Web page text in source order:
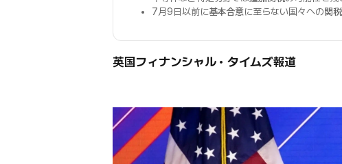
7月9日以前に基本合意に至らない国々への関
英国フィナンシャル・タイムズ報道